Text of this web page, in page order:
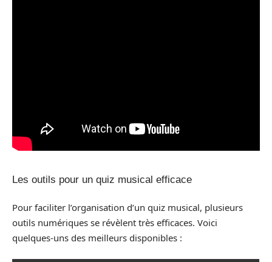
Les outils pour un quiz musical efficace
Pour faciliter l’organisation d’un quiz musical, plusieurs
outils numériques se révèlent très efficaces. Voici
quelques-uns des meilleurs disponibles :